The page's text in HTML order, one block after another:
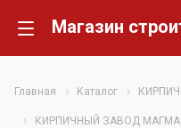
Главная Каталог КИРПИЧ
КИРПИЧНЫЙ ЗАВОД МАГМА